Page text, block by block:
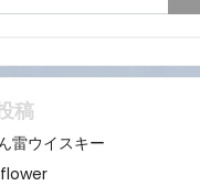
稿
雷ウイスキー